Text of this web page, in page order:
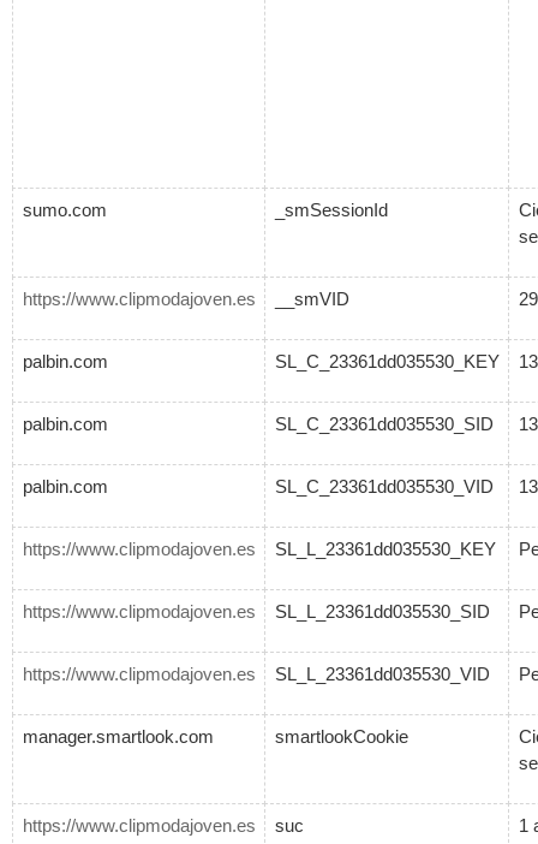
sumo.com _smSessionId
https://www.clipmodajoven.es __smVID
palbin.com SL_C_23361dd035530_KEY
palbin.com SL_C_23361dd035530_SID
palbin.com SL_C_23361dd035530_VID
https://www.clipmodajoven.es SL_L_23361dd035530_KEY
https://www.clipmodajoven.es SL_L_23361dd035530_SID
https://www.clipmodajoven.es SL_L_23361dd035530_VID
manager.smartlook.com smartlookCookie
https://www.clipmodajoven.es suc 1